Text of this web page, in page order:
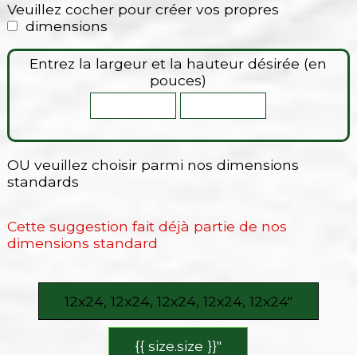
Veuillez cocher pour créer vos propres
dimensions
Entrez la largeur et la hauteur désirée (en
pouces)
OU veuillez choisir parmi nos dimensions
standards
Cette suggestion fait déjà partie de nos
dimensions standard
12x24, 12x24, 12x24, 12x24, 12x24″
{{ size.size }}″